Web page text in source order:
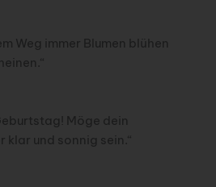
Weg immer Blumen blühen
Möge dein
klar und sonnig sein.“